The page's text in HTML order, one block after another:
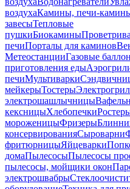
воздухаКамины, печи-
завесыТепловые
пушкиБиокамины
печиПорталы для каминов
МетеостанцииГазовые
приготовления еды
печиМультиварки
мейкерыТостеры
электрошашлычницы
кексницыХлебопечки
мороженицыФризеры
консервированияСыроварни
фритюрницыЯйцеварки
домаПылесосыПылесосы
пылесосы, мойщики окон
электрошвабры